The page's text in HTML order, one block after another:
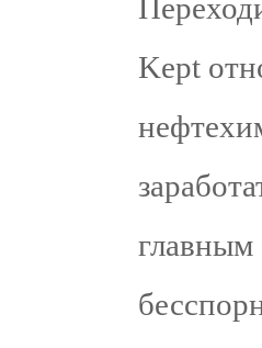
Kept